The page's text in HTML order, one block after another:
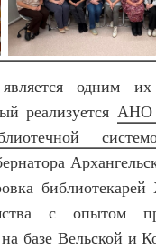
одним их
реализуется АНО
библиотекарей
с опытом
базе Вельской и